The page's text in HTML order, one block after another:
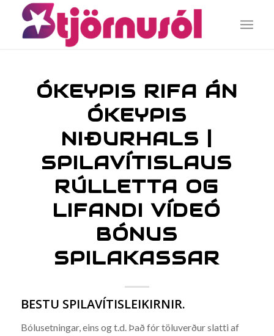
ÓKEYPIS RIFA ÁN
ÓKEYPIS
NIÐURHALS |
SPILAVÍTISLAUS
RÚLLETTA OG
LIFANDI VÍDEÓ
BÓNUS
SPILAKASSAR
BESTU SPILAVÍTISLEIKIRNIR.
Bólusetningar, eins og t.d. Það fór töluverður slatti af